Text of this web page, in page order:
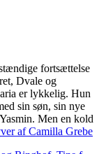
fortsættelse
Dvale og
er lykkelig. Hun
sin søn, sin nye
Men en kold
af Camilla Grebe